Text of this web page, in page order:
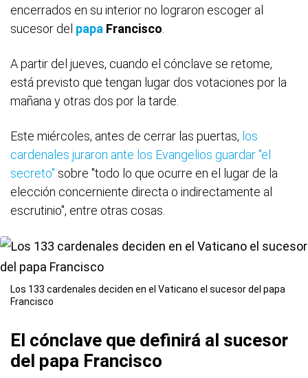
encerrados en su interior no lograron escoger al
sucesor del papa Francisco
A partir del jueves, cuando el cónclave se retome,
está previsto que tengan lugar dos votaciones por la
mañana y otras dos por la tarde.
Este miércoles, antes de cerrar las puertas, los
cardenales juraron ante los Evangelios guardar "el
secreto" sobre "todo lo que ocurre en el lugar de la
elección concerniente directa o indirectamente al
escrutinio", entre otras cosas.
Los 133 cardenales deciden en el Vaticano el sucesor del papa
Francisco
El cónclave que definirá al sucesor
del papa Francisco